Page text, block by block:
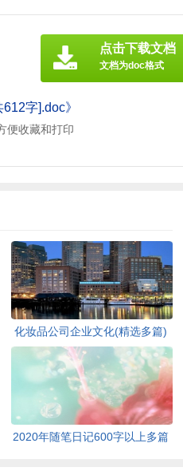
字].doc》
便收藏和打印
点击下载文档
文档为doc格式
化妆品公司企业文化(精选多篇)
[此文共6398字]
2020年随笔日记600字以上多篇